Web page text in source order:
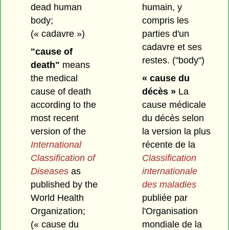
dead human
body;
(« cadavre »)
"cause of
death" means
the medical
cause of death
according to the
most recent
version of the
International
Classification of
Diseases as
published by the
World Health
Organization;
(« cause du
humain, y
compris les
parties d'un
cadavre et ses
restes. ("body")
« cause du
décès »La
cause médicale
du décès selon
la version la plus
récente de la
Classification
internationale
des maladies
publiée par
l'Organisation
mondiale de la